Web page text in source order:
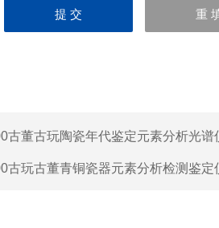
古董古玩陶瓷年代鉴定元素分析光谱
古玩古董青铜瓷器元素分析检测鉴定